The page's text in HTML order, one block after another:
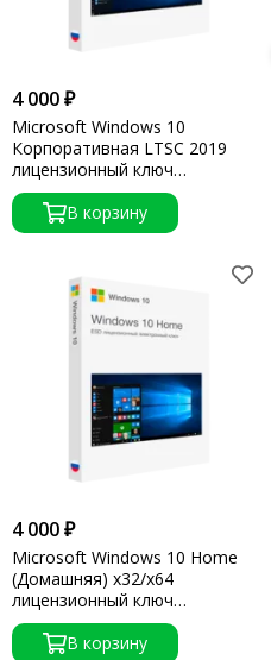
4 000 ₽
Microsoft Windows 10
Корпоративная LTSC 2019
лицензионный ключ
активации
В корзину
4 000 ₽
Microsoft Windows 10 Home
(Домашняя) x32/x64
лицензионный ключ
активации
В корзину